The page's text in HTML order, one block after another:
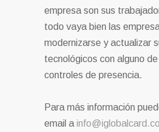
empresa son sus
todo vaya bien las
modernizarse y actualizar
tecnológicos con alguno
controles de presencia.
Para más información
email a